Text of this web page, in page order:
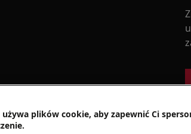
używa plików cookie, aby zapewnić Ci